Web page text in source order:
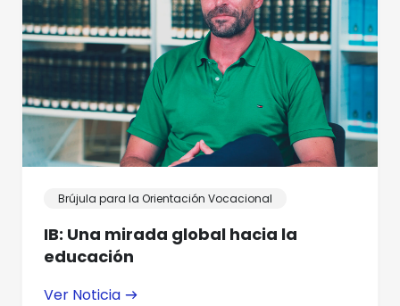
Brújula para la Orientación Vocacional
IB: Una mirada global hacia la
educación
Ver Noticia